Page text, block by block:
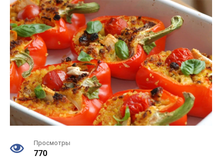
Просмотры
770